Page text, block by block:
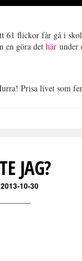
61 flickor får gå i
en göra dethär under
Prisa livet som
JAG?
10-30